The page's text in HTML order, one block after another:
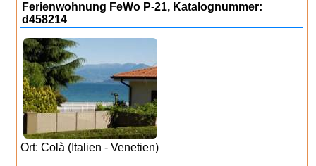
Ferienwohnung FeWo P-21, Katalognummer:
d458214
Ort: Colà (Italien - Venetien)